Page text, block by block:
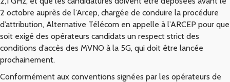
2 octobre auprès de l’Arcep, chargée de conduire la procédure
d’attribution, Alternative Télécom en appelle à l’ARCEP pour que
soit exigé des opérateurs candidats un respect strict des
conditions d’accès des MVNO à la 5G, qui doit être lancée
prochainement.
Conformément aux conventions signées par les opérateurs de